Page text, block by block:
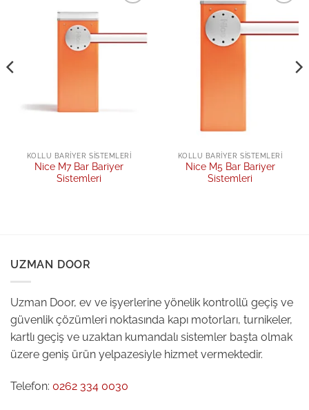
KOLLU BARIYER SISTEMLERI
Nice M7 Bar Bariyer
Sistemleri
wishlist
KOLLU BARIYER SISTEMLERI
Nice M5 Bar Bariyer
Sistemleri
UZMAN DOOR
Uzman Door, ev ve işyerlerine yönelik kontrollü geçiş ve
güvenlik çözümleri noktasında kapı motorları, turnikeler,
kartlı geçiş ve uzaktan kumandalı sistemler başta olmak
üzere geniş ürün yelpazesiyle hizmet vermektedir.
Telefon: 0262 334 0030